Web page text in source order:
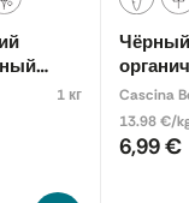
рис,
1 кг
Чёрный
Cascina
13.98 €/
6,99 €